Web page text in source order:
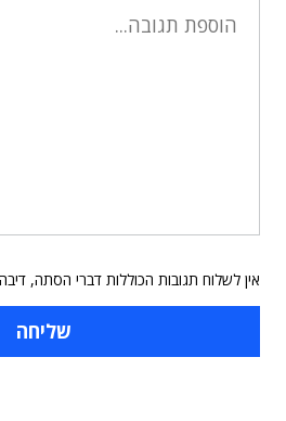
אין לשלוח תגובות הכוללות דברי הסתה,